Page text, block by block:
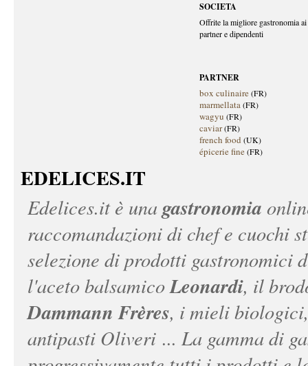
SOCIETA
Offrite la migliore gastronomia
partner e dipendenti
PARTNER
box culinaire(FR)
marmellata(FR)
wagyu (FR)
caviar(FR)
french food (UK)
épicerie fine(FR)
EDELICES.IT
Edelices.itè una gastronomia
raccomandazioni di chef e cuochi
selezione di prodotti gastronomici
l'aceto balsamicoLeonardi, il
Dammann Frères, i mieli
antipasti Oliveri ... La gamma di